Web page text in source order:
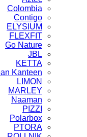
Colombia
Contigo
ELYSIUM
FLEXFIT
Go Nature
JBL
KETTA
Kanteen
LIMON
MARLEY
Naaman
PIZZI
Polarbox
PTORA